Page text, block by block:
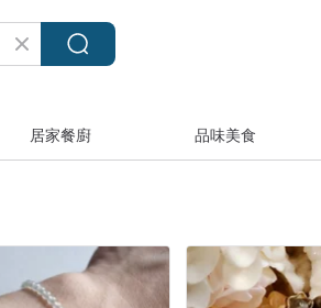
居家餐廚 品味美食